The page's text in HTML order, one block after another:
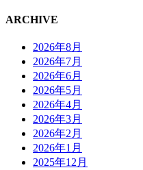
ARCHIVE
2026年8月
2026年7月
2026年6月
2026年5月
2026年4月
2026年3月
2026年2月
2026年1月
2025年12月